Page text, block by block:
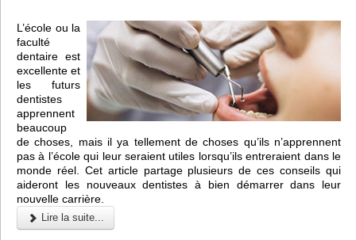
L’école ou la
faculté
dentaire est
excellente et
les futurs
dentistes
apprennent
beaucoup
de choses, mais il ya tellement de choses qu’ils n’apprennent
pas à l’école qui leur seraient utiles lorsqu’ils entreraient dans le
monde réel. Cet article partage plusieurs de ces conseils qui
aideront les nouveaux dentistes à bien démarrer dans leur
nouvelle carrière.
Lire la suite...